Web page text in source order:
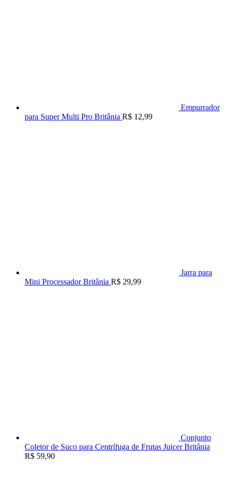
Empurrador
para Super Multi Pro Britânia R$ 12,99
Jarra para
Mini Processador Britânia R$ 29,99
Conjunto
Coletor de Suco para Centrífuga de Frutas Juicer Britânia
R$ 59,90